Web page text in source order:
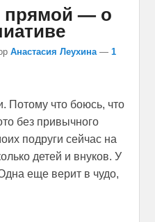
— о
Анастасия Леухина — 1
Потому что боюсь, что
без привычного
подруги сейчас на
детей и внуков. У
еще верит в чудо,